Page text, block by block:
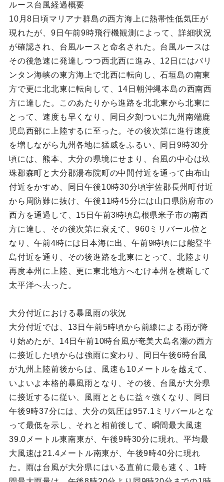
ルース台風経過概要
10月8日頃マリアナ群島の西方海上に熱帯性低気圧が
現れたが、9日午前9時飛行機観測によって、詳細状況
が確認され、台風ルースと命名された。台風ルースは
その後急速に発達しつつ西北西に進み、12日にはバリ
ンタン海峡の東方海上で北西に転向し、石垣島の南東
方で更に北北東に転向して、14日朝沖縄本島の西南西
方に達した。このあたりから進路を北北東から北東に
とって、速度も早くなり、同日夕刻ついに九州南端鹿
児島西部に上陸するに至った。その後次第に進行速度
を増しながら九州各地に猛威をふるい、同日9時30分
頃には、熊本、大分の県境にせまり、台風の中心は玖
珠郡森町と大分郡湯布院町の中間付近を通って由布山
付近をかすめ、同日午後10時30分頃宇佐郡長州町付近
から周防難に抜け、午後11時45分には山口県防府市の
西方を通過して、15日午前3時頃島根県米子市の南西
方に達し、その後次第に衰えて、960ミリバール位と
なり、午前4時には日本海に出、午前9時頃には能登半
島付近を通り、その後進路を北東にとって、北陸より
再度本州に上陸、更に東北地方へむけ本州を横断して
太平洋へ去った。
大分付近における暴風雨の状況
大分付近では、13日午前5時頃から前線による雨が降
り始めたが、14日午前10時台風が奄美大島名瀬の西方
に接近した頃からは強雨に変わり、同日午後6時台風
が九州上陸前後からは、風速も10メートルを越えて、
いよいよ本格的暴風雨となり、その後、台風が大分県
に接近するに従い、風雨とともに益々強くなり、同日
午後9時37分には、大分の気圧は957.1ミリバールとな
って最低を示し、それと相前後して、瞬間最大風速
39.0メートル東南東が、午後9時30分に現れ、平均最
大風速は21.4メートル南東が、午後9時40分に現れ
た。雨は台風が大分県にはいる直前に最も速く、1時